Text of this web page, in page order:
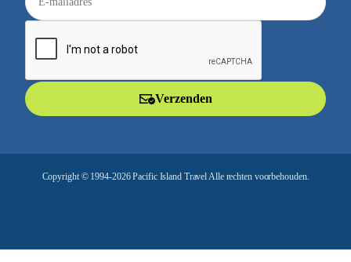
-
a
Verzenden
Copyright © 1994-2026 Pacific Island Travel Alle rechten voorbehouden.